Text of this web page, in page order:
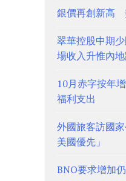
銀價再創新高
翠華控股中期
場收入升惟內
10月赤字按年
福利支出
外國旅客訪國
美國優先」
BNO要求增加